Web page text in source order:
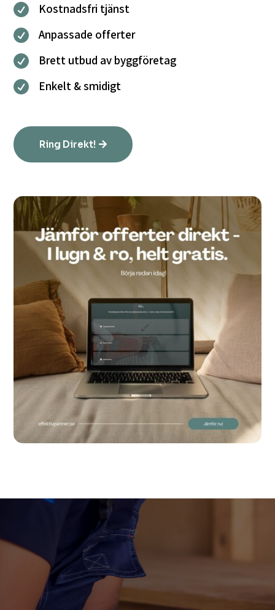
 Kostnadsfri tjänst
 Anpassade offerter
 Brett utbud av byggföretag
 Enkelt & smidigt
Ring Direkt!